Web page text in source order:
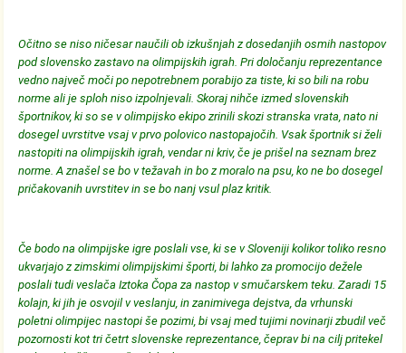
Očitno se niso ničesar naučili ob izkušnjah z dosedanjih osmih nastopov
pod slovensko zastavo na olimpijskih igrah. Pri določanju reprezentance
vedno največ moči po nepotrebnem porabijo za tiste, ki so bili na robu
norme ali je sploh niso izpolnjevali. Skoraj nihče izmed slovenskih
športnikov, ki so se v olimpijsko ekipo zrinili skozi stranska vrata, nato ni
dosegel uvrstitve vsaj v prvo polovico nastopajočih. Vsak športnik si želi
nastopiti na olimpijskih igrah, vendar ni kriv, če je prišel na seznam brez
norme. A znašel se bo v težavah in bo z moralo na psu, ko ne bo dosegel
pričakovanih uvrstitev in se bo nanj vsul plaz kritik.
Če bodo na olimpijske igre poslali vse, ki se v Sloveniji kolikor toliko resno
ukvarjajo z zimskimi olimpijskimi športi, bi lahko za promocijo dežele
poslali tudi veslača Iztoka Čopa za nastop v smučarskem teku. Zaradi 15
kolajn, ki jih je osvojil v veslanju, in zanimivega dejstva, da vrhunski
poletni olimpijec nastopi še pozimi, bi vsaj med tujimi novinarji zbudil več
pozornosti kot tri četrt slovenske reprezentance, čeprav bi na cilj pritekel